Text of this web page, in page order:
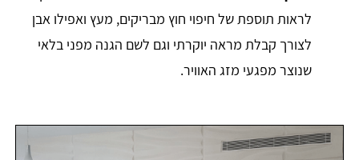
לראות תוספת של חיפוי חוץ מבריקים, מעץ ואפילו אבן
לצורך קבלת מראה יוקרתי וגם לשם הגנה מפני בלאי
שנוצר מפגעי מזג האוויר.